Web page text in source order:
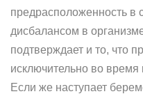
предрасположенность в
дисбалансом в
подтверждает и то, что
исключительно во время
Если же наступает